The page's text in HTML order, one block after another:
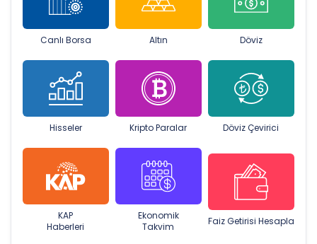
Canlı Borsa Altın Döviz
Hisseler Kripto Paralar Döviz Çevirici
KAP
Haberleri
Ekonomik
Takvim
Faiz Getirisi Hesapla